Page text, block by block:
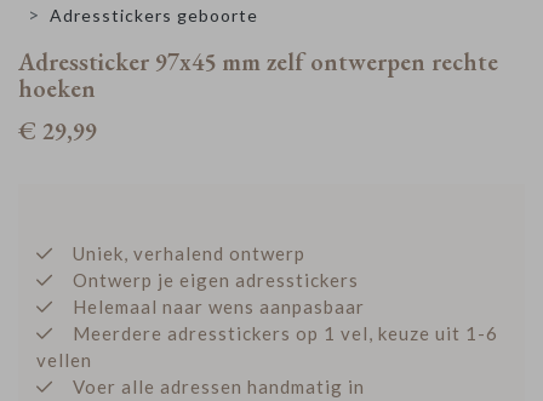
Adresstickers geboorte
Adressticker 97x45 mm zelf ontwerpen rechte
hoeken
€ 29,99
Uniek, verhalend ontwerp
Ontwerp je eigen adresstickers
Helemaal naar wens aanpasbaar
Meerdere adresstickers op 1 vel, keuze uit 1-6
vellen
Voer alle adressen handmatig in